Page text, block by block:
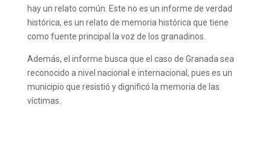
hay un relato común. Este no es un informe de verdad
histórica, es un relato de memoria histórica que tiene
como fuente principal la voz de los granadinos.
Además, el informe busca que el caso de Granada sea
reconocido a nivel nacional e internacional, pues es un
municipio que resistió y dignificó la memoria de las
víctimas.